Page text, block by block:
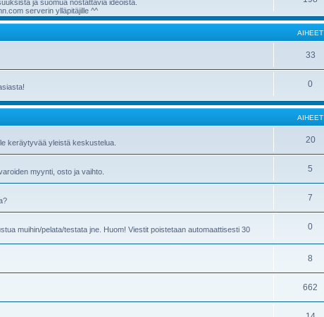
ja suomua nostattavia ideoista.
serverin ylläpitäjille ^^
AIHEET
33
0
AIHEET
keräytyvää yleistä keskustelua. 20
myynti, osto ja vaihto. 5
7
muihin/pelata/testata jne. Huom! Viestit poistetaan automaattisesti 30
0
8
662